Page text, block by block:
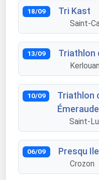
18/09 Tri Kast
Saint-
13/09 Triathlon
Kerlouan
10/09
Triathlon
Émeraude
Saint-
06/09 Presqu
Crozon